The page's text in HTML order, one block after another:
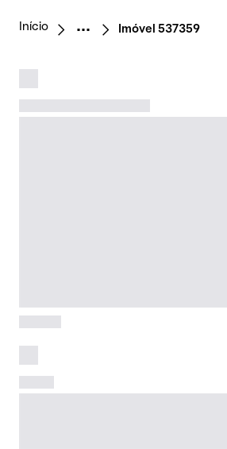
Início Imóvel 537359